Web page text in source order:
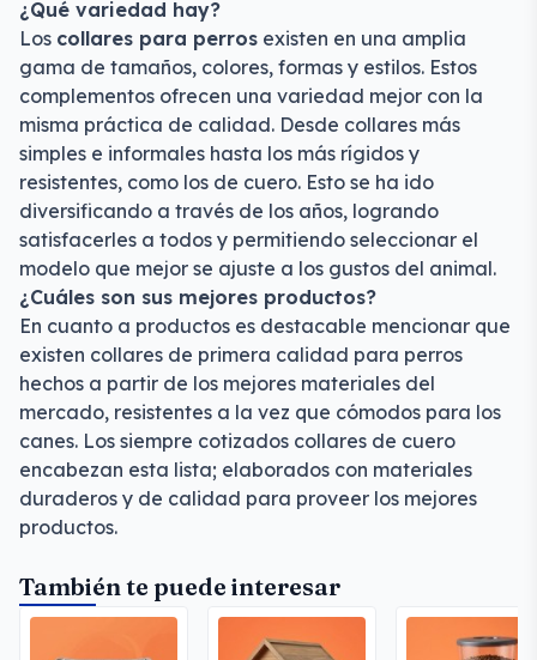
¿Qué variedad hay?
Los collares para perros existen en una amplia
gama de tamaños, colores, formas y estilos. Estos
complementos ofrecen una variedad mejor con la
misma práctica de calidad. Desde collares más
simples e informales hasta los más rígidos y
resistentes, como los de cuero. Esto se ha ido
diversificando a través de los años, logrando
satisfacerles a todos y permitiendo seleccionar el
modelo que mejor se ajuste a los gustos del animal.
¿Cuáles son sus mejores productos?
En cuanto a productos es destacable mencionar que
existen collares de primera calidad para perros
hechos a partir de los mejores materiales del
mercado, resistentes a la vez que cómodos para los
canes. Los siempre cotizados collares de cuero
encabezan esta lista; elaborados con materiales
duraderos y de calidad para proveer los mejores
productos.
También te puede interesar